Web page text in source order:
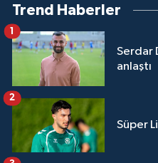
Trend Haberler
Serdar
anlaştı
1
Süper
2